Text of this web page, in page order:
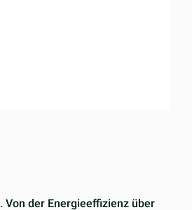
der Energieeffizienz über